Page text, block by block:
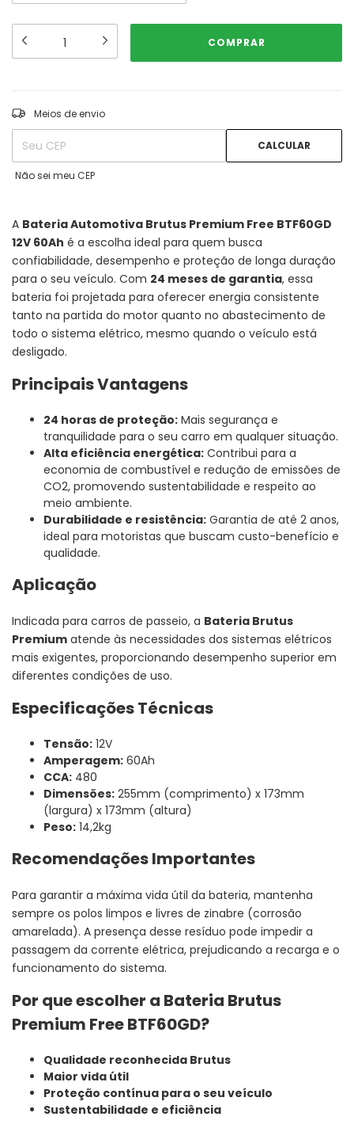
Entregas para o CEP:
Meios de envio
CALCULAR
Não sei meu CEP
A Bateria Automotiva Brutus Premium Free BTF60GD
12V 60Ah é a escolha ideal para quem busca
confiabilidade, desempenho e proteção de longa duração
para o seu veículo. Com 24 meses de garantia, essa
bateria foi projetada para oferecer energia consistente
tanto na partida do motor quanto no abastecimento de
todo o sistema elétrico, mesmo quando o veículo está
desligado.
Principais Vantagens
24 horas de proteção: Mais segurança e
tranquilidade para o seu carro em qualquer situação.
Alta eficiência energética: Contribui para a
economia de combustível e redução de emissões de
CO2, promovendo sustentabilidade e respeito ao
meio ambiente.
Durabilidade e resistência: Garantia de até 2 anos,
ideal para motoristas que buscam custo-benefício e
qualidade.
Aplicação
Indicada para carros de passeio, a Bateria Brutus
Premium atende às necessidades dos sistemas elétricos
mais exigentes, proporcionando desempenho superior em
diferentes condições de uso.
Especificações Técnicas
Tensão: 12V
Amperagem: 60Ah
CCA: 480
Dimensões: 255mm (comprimento) x 173mm
(largura) x 173mm (altura)
Peso: 14,2kg
Recomendações Importantes
Para garantir a máxima vida útil da bateria, mantenha
sempre os polos limpos e livres de zinabre (corrosão
amarelada). A presença desse resíduo pode impedir a
passagem da corrente elétrica, prejudicando a recarga e o
funcionamento do sistema.
Por que escolher a Bateria Brutus
Premium Free BTF60GD?
Qualidade reconhecida Brutus
Maior vida útil
Proteção contínua para o seu veículo
Sustentabilidade e eficiência